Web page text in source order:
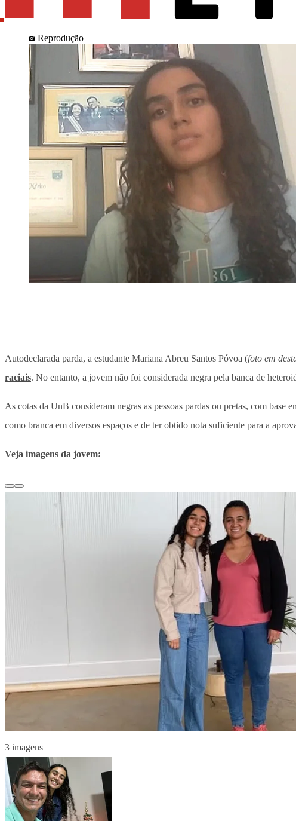
Reprodução
Autodeclarada parda, a estudante Mariana Abreu Santos Póvoa (foto em
raciais. No entanto, a jovem não foi considerada negra pela banca de
As cotas da UnB consideram negras as pessoas pardas ou pretas, com
como branca em diversos espaços e de ter obtido nota suficiente para a
Veja imagens da jovem:
3 imagens